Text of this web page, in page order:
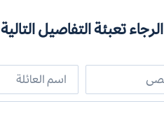
الرجاء تعبئة التفاصيل التالية